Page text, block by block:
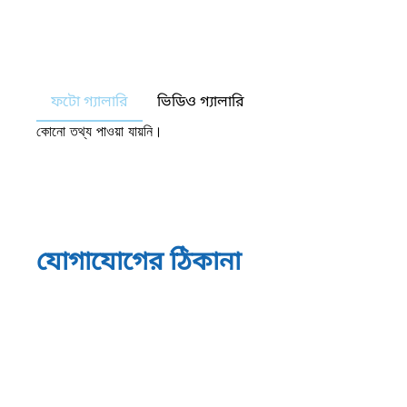
ফটো গ্যালারি ভিডিও গ্যালারি
কোনো তথ্য পাওয়া যায়নি।
যোগাযোগের ঠিকানা